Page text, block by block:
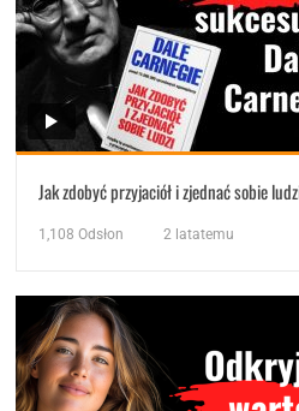
Jak zdobyć przyjaciół i zjednać sobie
1,108 Odsłon 2 latatemu